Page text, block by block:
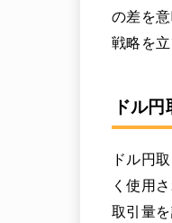
の差を
戦略を
ドル
ドル円
く使用
取引量